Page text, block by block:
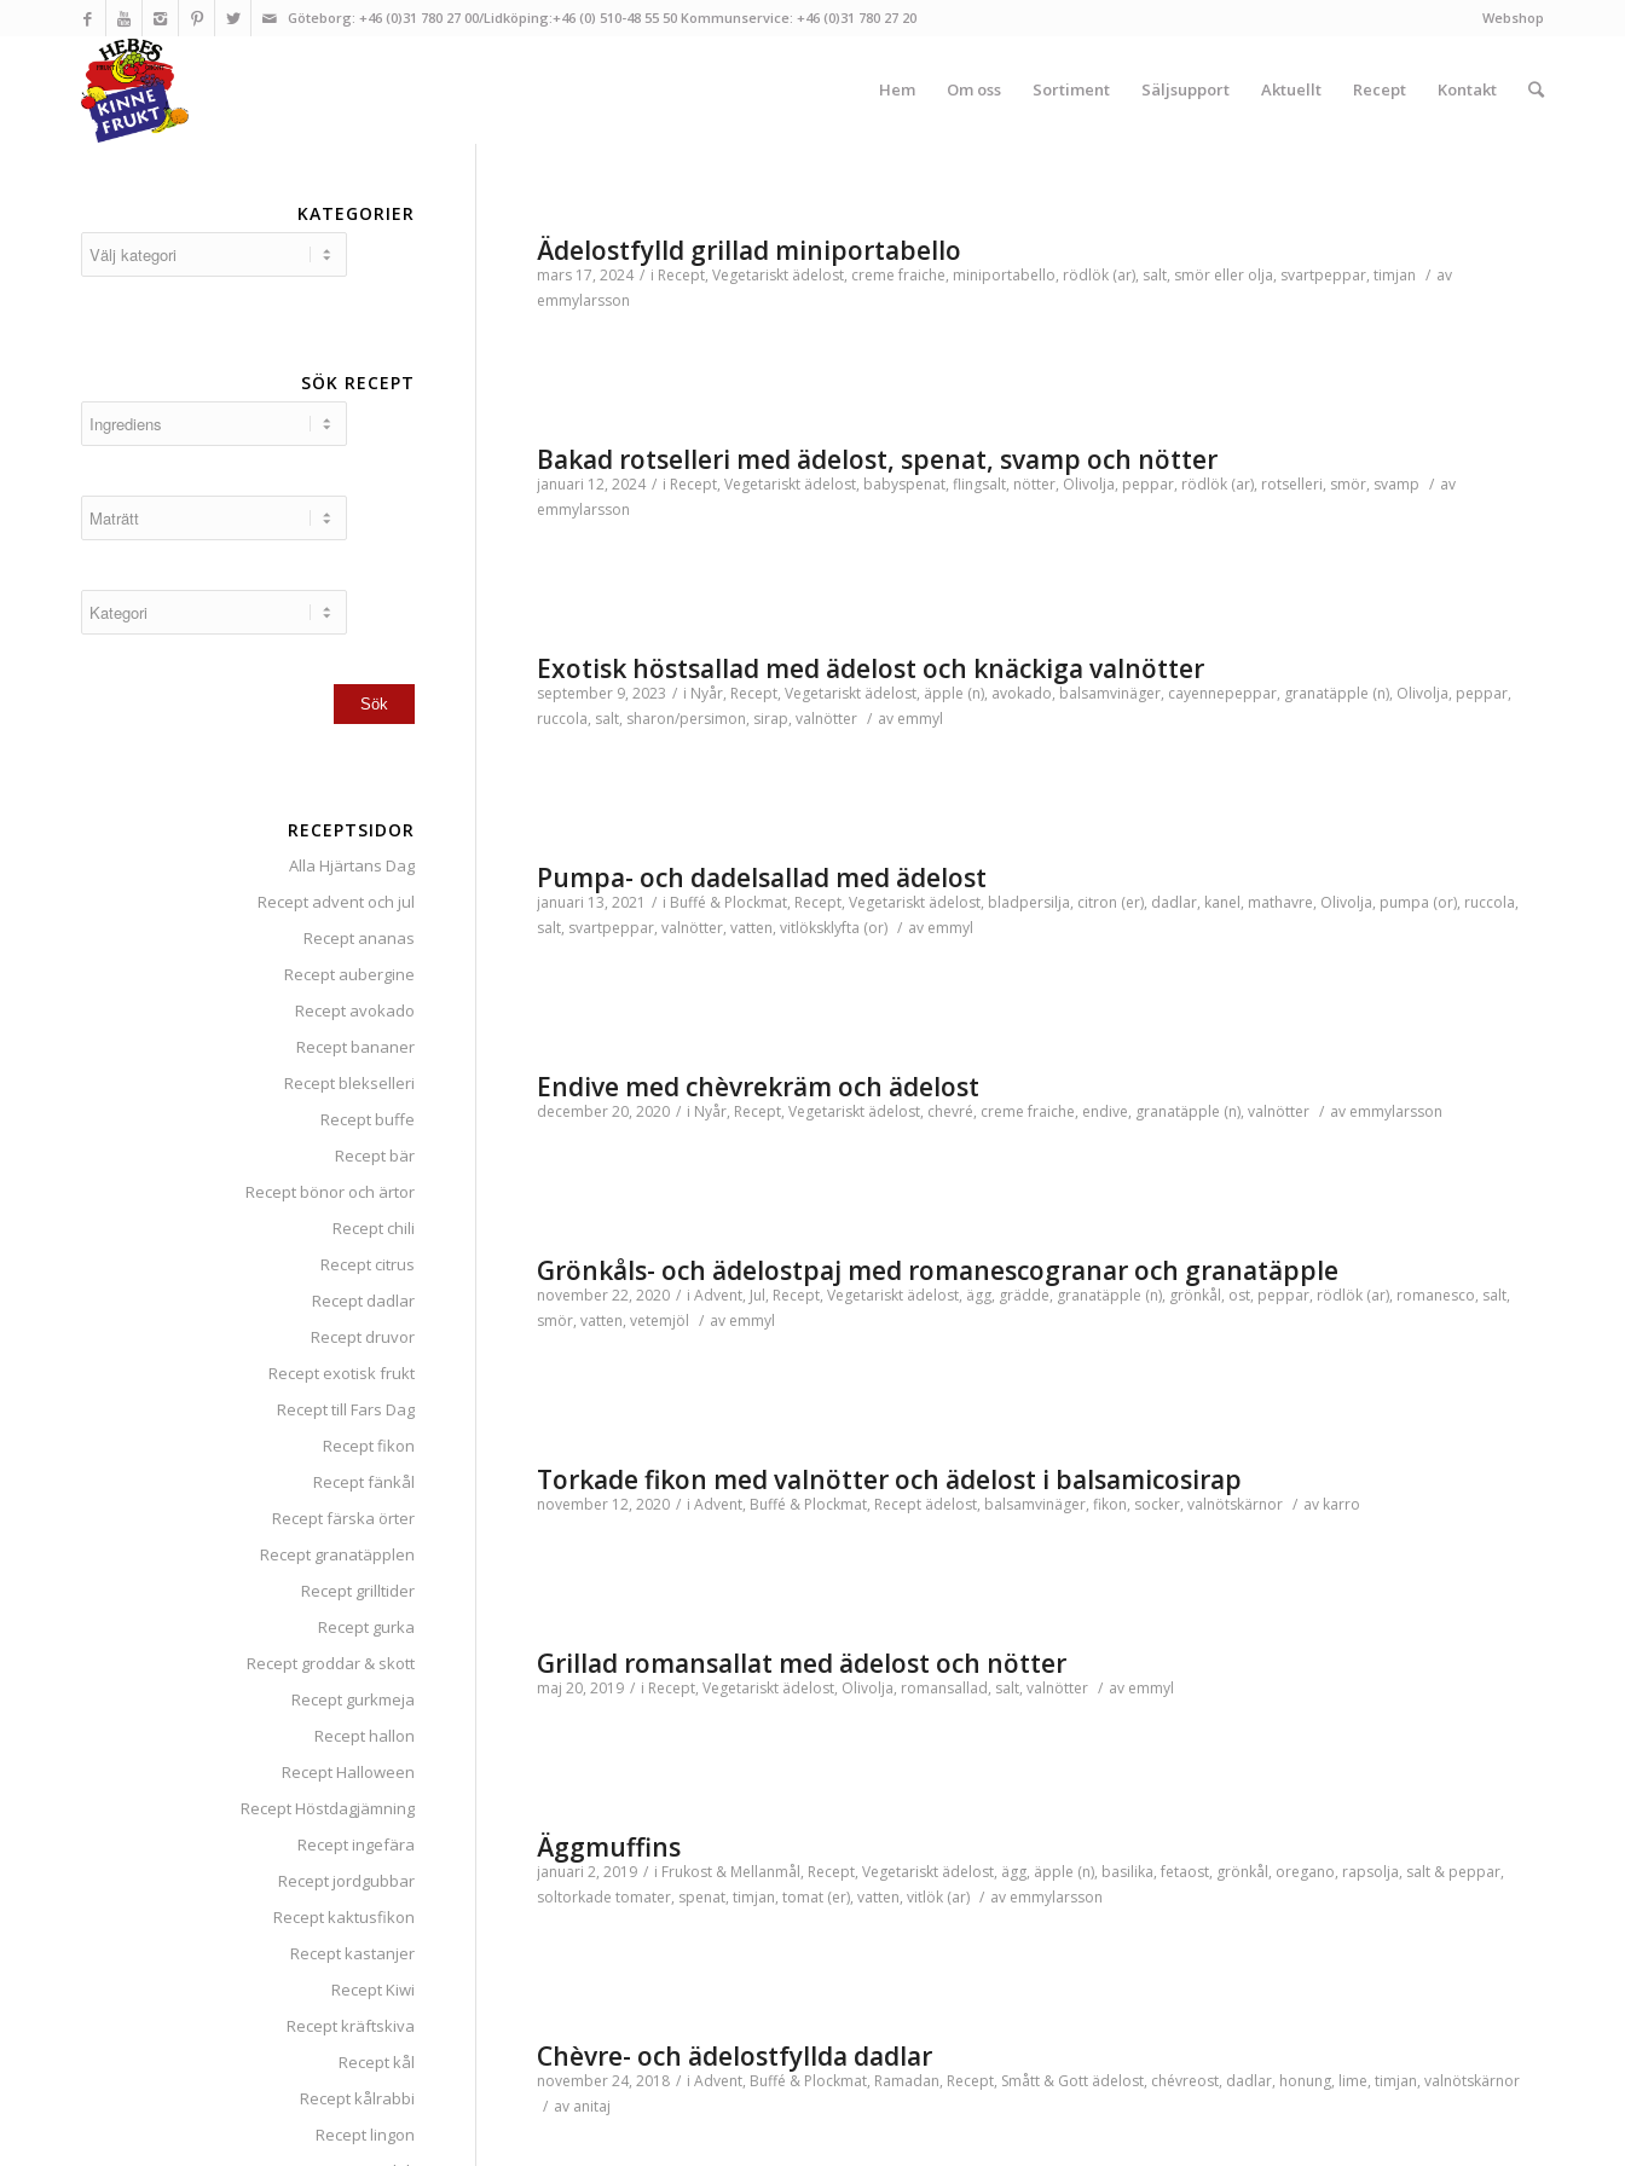
Webshop
Göteborg: +46 (0)31 780 27 00/Lidköping:+46 (0) 510-48 55 50 Kommunservice: +46 (0)31 780 27 20
Hem Om oss Sortiment Säljsupport Aktuellt Recept Kontakt
Ädelostfylld grillad miniportabello
mars 17, 2024 / i Recept, Vegetariskt ädelost, creme fraiche, miniportabello, rödlök (ar), salt, smör eller olja, svartpeppar, timjan / av
emmylarsson
Bakad rotselleri med ädelost, spenat, svamp och nötter
januari 12, 2024 / i Recept, Vegetariskt ädelost, babyspenat, flingsalt, nötter, Olivolja, peppar, rödlök (ar), rotselleri, smör, svamp / av
emmylarsson
Exotisk höstsallad med ädelost och knäckiga valnötter
september 9, 2023 / i Nyår, Recept, Vegetariskt ädelost, äpple (n), avokado, balsamvinäger, cayennepeppar, granatäpple (n), Olivolja, peppar,
ruccola, salt, sharon/persimon, sirap, valnötter / av emmyl
Pumpa- och dadelsallad med ädelost
januari 13, 2021 / i Buffé & Plockmat, Recept, Vegetariskt ädelost, bladpersilja, citron (er), dadlar, kanel, mathavre, Olivolja, pumpa (or), ruccola,
salt, svartpeppar, valnötter, vatten, vitlöksklyfta (or) / av emmyl
Endive med chèvrekräm och ädelost
december 20, 2020 / i Nyår, Recept, Vegetariskt ädelost, chevré, creme fraiche, endive, granatäpple (n), valnötter / av emmylarsson
Grönkåls- och ädelostpaj med romanescogranar och granatäpple
november 22, 2020 / i Advent, Jul, Recept, Vegetariskt ädelost, ägg, grädde, granatäpple (n), grönkål, ost, peppar, rödlök (ar), romanesco, salt,
smör, vatten, vetemjöl / av emmyl
Torkade fikon med valnötter och ädelost i balsamicosirap
november 12, 2020 / i Advent, Buffé & Plockmat, Recept ädelost, balsamvinäger, fikon, socker, valnötskärnor / av karro
Grillad romansallat med ädelost och nötter
maj 20, 2019 / i Recept, Vegetariskt ädelost, Olivolja, romansallad, salt, valnötter / av emmyl
Äggmuffins
januari 2, 2019 / i Frukost & Mellanmål, Recept, Vegetariskt ädelost, ägg, äpple (n), basilika, fetaost, grönkål, oregano, rapsolja, salt & peppar,
soltorkade tomater, spenat, timjan, tomat (er), vatten, vitlök (ar) / av emmylarsson
Chèvre- och ädelostfyllda dadlar
november 24, 2018 / i Advent, Buffé & Plockmat, Ramadan, Recept, Smått & Gott ädelost, chévreost, dadlar, honung, lime, timjan, valnötskärnor
/ av anitaj
KATEGORIER
SÖK RECEPT
RECEPTSIDOR
Alla Hjärtans Dag
Recept advent och jul
Recept ananas
Recept aubergine
Recept avokado
Recept bananer
Recept blekselleri
Recept buffe
Recept bär
Recept bönor och ärtor
Recept chili
Recept citrus
Recept dadlar
Recept druvor
Recept exotisk frukt
Recept till Fars Dag
Recept fikon
Recept fänkål
Recept färska örter
Recept granatäpplen
Recept grilltider
Recept gurka
Recept groddar & skott
Recept gurkmeja
Recept hallon
Recept Halloween
Recept Höstdagjämning
Recept ingefära
Recept jordgubbar
Recept kaktusfikon
Recept kastanjer
Recept Kiwi
Recept kräftskiva
Recept kål
Recept kålrabbi
Recept lingon